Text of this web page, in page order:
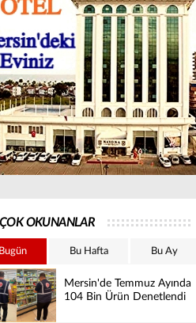
ÇOK OKUNANLAR
Bugün Bu Hafta Bu Ay
Mersin'de Temmuz Ayında
104 Bin Ürün Denetlendi